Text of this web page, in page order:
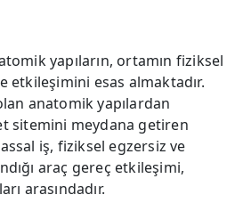
yapıların, ortamın fiziksel
etkileşimini esas almaktadır.
anatomik yapılardan
sitemini meydana getiren
iş, fiziksel egzersiz ve
araç gereç etkileşimi,
arasındadır.